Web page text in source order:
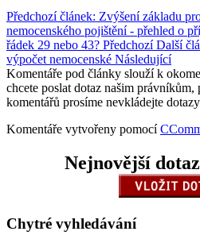
Předchozí článek: Zvýšení základu
nemocenského pojištění - přehled o
řádek 29 nebo 43? Předchozí Další
výpočet nemocenské Následující
Komentáře pod články slouží k
chcete poslat dotaz našim právníkům,
komentářů prosíme nevkládejte
Komentáře vytvořeny pomocí
Nejnovější
Chytré vyhledávání